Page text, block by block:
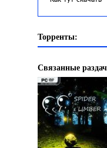
Торренты:
Связанные